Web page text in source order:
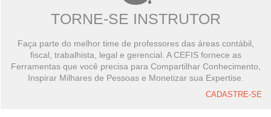
TORNE-SE INSTRUTOR
Faça parte do melhor time de professores das áreas contábil,
fiscal, trabalhista, legal e gerencial. A CEFIS fornece as
Ferramentas que você precisa para Compartilhar Conhecimento,
Inspirar Milhares de Pessoas e Monetizar sua Expertise.
CADASTRE-SE